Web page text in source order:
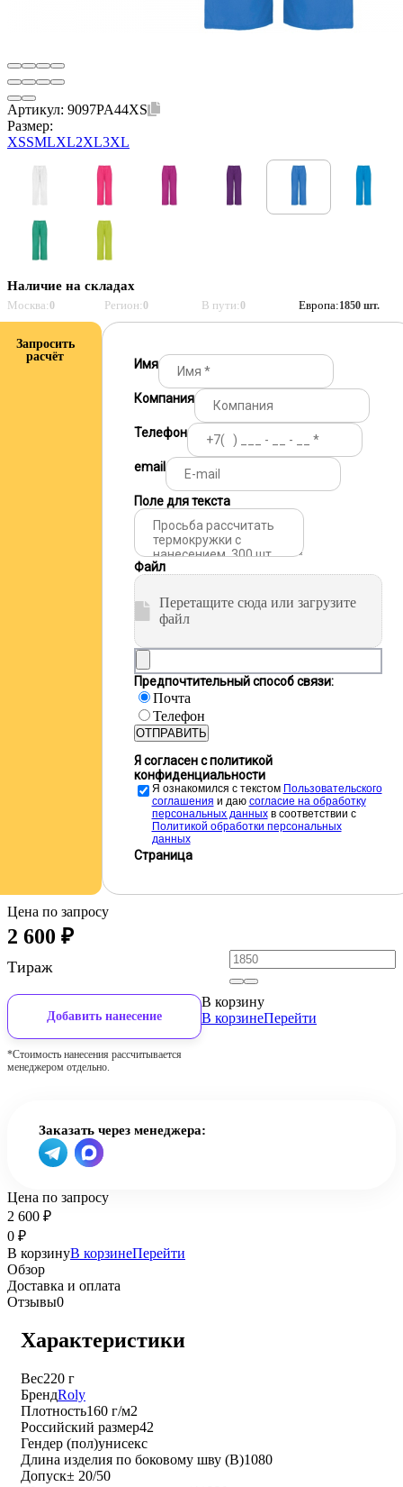
Артикул: 9097PA44XS
Размер:
XSSMLXL2XL3XL
Наличие на складах
Москва:0 Регион:0 В пути:0 Европа:1850 шт.
Запросить
расчёт
Имя
Компания
Телефон
email
Поле для текста
Файл
Перетащите сюда или загрузите
файл
Предпочтительный способ связи:
Почта
Телефон
ОТПРАВИТЬ
Я согласен с политикой
конфиденциальности
Я ознакомился с текстом Пользовательского
соглашения и даю cогласие на обработку
персональных данныхв соответствии с
Политикой обработки персональных
данных
Страница
Цена по запросу
2 600 ₽
Тираж
Добавить нанесение
*Стоимость нанесения рассчитывается
менеджером отдельно.
В корзину
В корзинеПерейти
Заказать через менеджера:
Цена по запросу
2 600 ₽
0 ₽
В корзинуВ корзинеПерейти
Обзор
Доставка и оплата
Отзывы0
Характеристики
Вес220 г
БрендRoly
Плотность160 г/м2
Российский размер42
Гендер (пол)унисекс
Длина изделия по боковому шву (B)1080
Допуск± 20/50